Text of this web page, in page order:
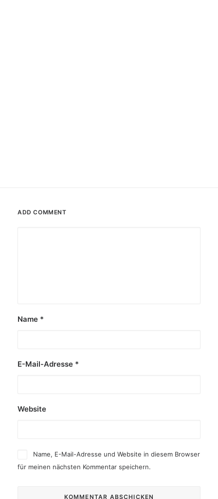
ADD COMMENT
Name *
E-Mail-Adresse *
Website
Name, E-Mail-Adresse und Website in diesem Browser
für meinen nächsten Kommentar speichern.